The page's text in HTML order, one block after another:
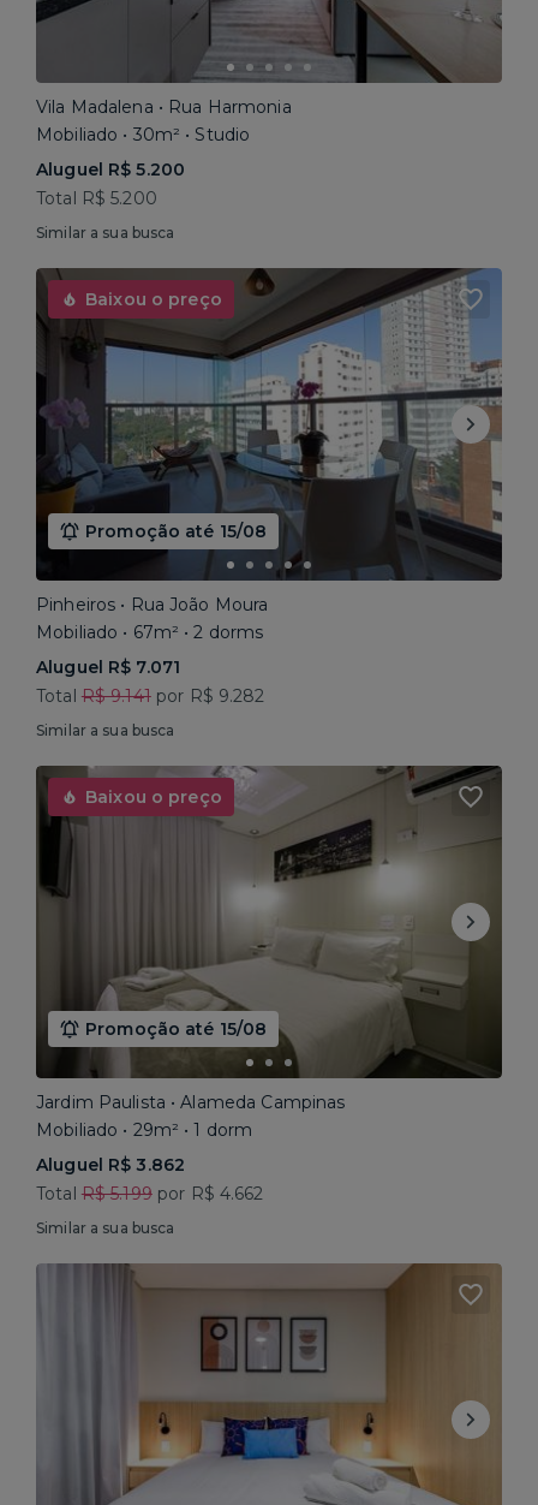
Vila Madalena • Rua Harmonia
Mobiliado • 30m² • Studio
Aluguel R$ 5.200
Total R$ 5.200
Similar a sua busca
Baixou o preço
Promoção até 15/08
Pinheiros • Rua João Moura
Mobiliado • 67m² • 2 dorms
Aluguel R$ 7.071
Total R$ 9.141por R$ 9.282
Similar a sua busca
Baixou o preço
Promoção até 15/08
Jardim Paulista • Alameda Campinas
Mobiliado • 29m² • 1 dorm
Aluguel R$ 3.862
Total R$ 5.199por R$ 4.662
Similar a sua busca